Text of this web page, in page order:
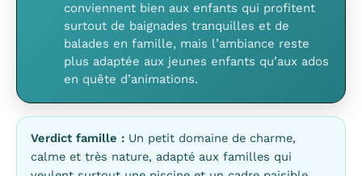
conviennent bien aux enfants qui profitent
surtout de baignades tranquilles et de
balades en famille, mais l’ambiance reste
plus adaptée aux jeunes enfants qu’aux ados
en quête d’animations.
Verdict famille : Un petit domaine de charme,
calme et très nature, adapté aux familles qui